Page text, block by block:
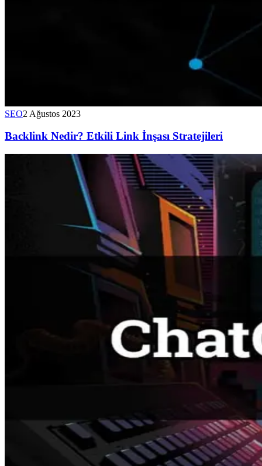
SEO2 Ağustos 2023
Backlink Nedir? Etkili Link İnşası Stratejileri